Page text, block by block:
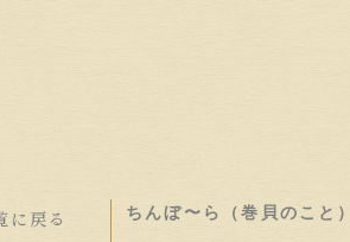
に戻る ちんぼ〜ら（巻貝のこと）